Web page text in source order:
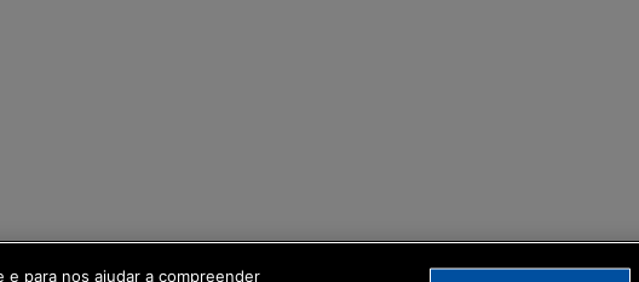
para nos ajudar a compreender